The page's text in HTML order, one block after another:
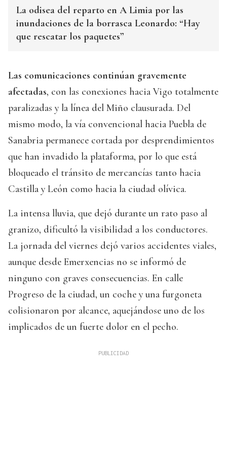
La odisea del reparto en A Limia por las
inundaciones de la borrasca Leonardo: “Hay
que rescatar los paquetes”
Las comunicaciones continúan gravemente
afectadas, con las conexiones hacia Vigo totalmente
paralizadas y la línea del Miño clausurada. Del
mismo modo, la vía convencional hacia Puebla de
Sanabria permanece cortada por desprendimientos
que han invadido la plataforma, por lo que está
bloqueado el tránsito de mercancías tanto hacia
Castilla y León como hacia la ciudad olívica.
La intensa lluvia, que dejó durante un rato paso al
granizo, dificultó la visibilidad a los conductores.
La jornada del viernes dejó varios accidentes viales,
aunque desde Emerxencias no se informó de
ninguno con graves consecuencias. En calle
Progreso de la ciudad, un coche y una furgoneta
colisionaron por alcance, aquejándose uno de los
implicados de un fuerte dolor en el pecho.